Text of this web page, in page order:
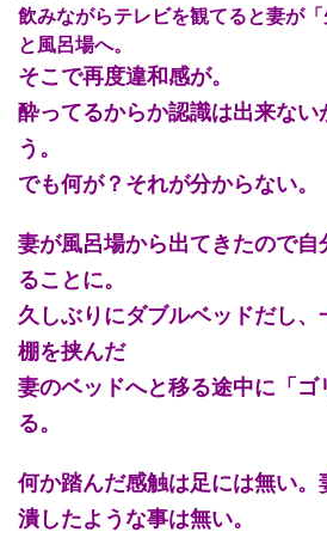
飲みながらテレビを観てると妻が「
と風呂場へ。
そこで再度違和感が。
酔ってるからか認識は出来な
う。
でも何が？それが分からない。
妻が風呂場から出てきたので
ることに。
久しぶりにダブルベッドだし
棚を挟んだ
妻のベッドへと移る途中に「ゴ
る。
何か踏んだ感触は足には無い。
潰したような事は無い。